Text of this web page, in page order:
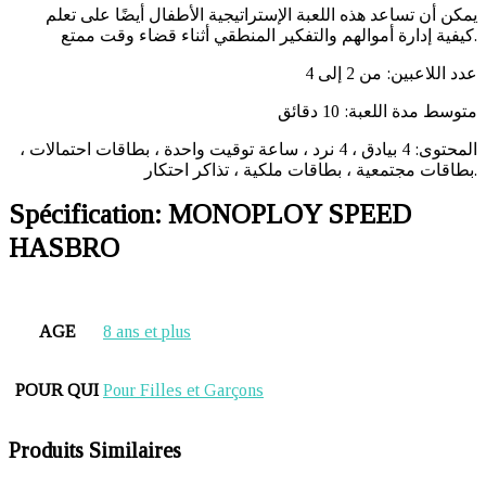
يمكن أن تساعد هذه اللعبة الإستراتيجية الأطفال أيضًا على تعلم
كيفية إدارة أموالهم والتفكير المنطقي أثناء قضاء وقت ممتع.
عدد اللاعبين: من 2 إلى 4
متوسط ​​مدة اللعبة: 10 دقائق
المحتوى: 4 بيادق ، 4 نرد ، ساعة توقيت واحدة ، بطاقات احتمالات ،
بطاقات مجتمعية ، بطاقات ملكية ، تذاكر احتكار.
Spécification: MONOPLOY SPEED
HASBRO
AGE 8 ans et plus
POUR QUI Pour Filles et Garçons
Produits Similaires